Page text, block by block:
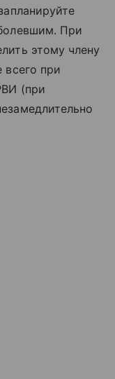
При
этому члену
всего при
(при